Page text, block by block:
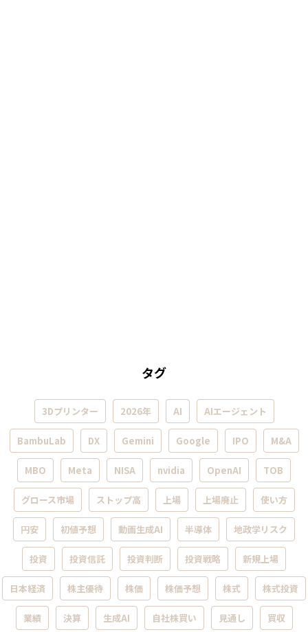
タグ
3Dプリンター 2026年 AI AIエージェント
BambuLab DX Gemini Google IPO M&A
MBO Meta NISA nvidia OpenAI TOB
グロース市場 ストップ高 上場 上場廃止 使い方
円安 初値予想 動画生成AI 半導体 地政学リスク
投資 投資信託 投資判断 投資戦略 新規上場
日本経済 株主優待 株価 株価予想 株式 株式投資
業績 決算 生成AI 自社株買い 見通し 買収